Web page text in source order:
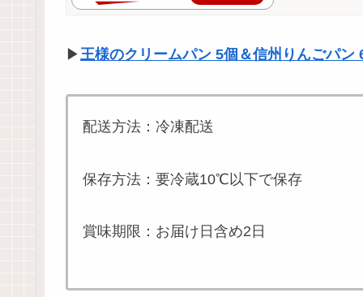
▶王様のクリームパン 5個＆信州りんごパン
配送方法：冷凍配送
保存方法：要冷蔵10℃以下で保存
賞味期限：お届け日含め2日